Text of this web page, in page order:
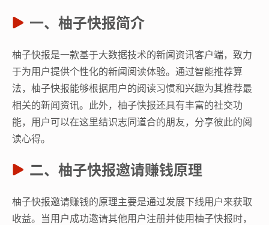
一、柚子快报简介
柚子快报是一款基于大数据技术的新闻资讯客户端，致力
于为用户提供个性化的新闻阅读体验。通过智能推荐算
法，柚子快报能够根据用户的阅读习惯和兴趣为其推荐最
相关的新闻资讯。此外，柚子快报还具有丰富的社交功
能，用户可以在这里结识志同道合的朋友，分享彼此的阅
读心得。
二、柚子快报邀请赚钱原理
柚子快报邀请赚钱的原理主要是通过发展下线用户来获取
收益。当用户成功邀请其他用户注册并使用柚子快报时，